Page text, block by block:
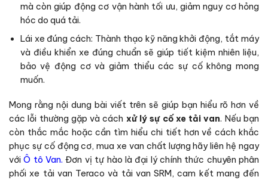
mà còn giúp động cơ vận hành tối ưu, giảm nguy cơ hỏng
hóc do quá tải.
Lái xe đúng cách: Thành thạo kỹ năng khởi động, tắt máy
và điều khiển xe đúng chuẩn sẽ giúp tiết kiệm nhiên liệu,
bảo vệ động cơ và giảm thiểu các sự cố không mong
muốn.
Mong rằng nội dung bài viết trên sẽ giúp bạn hiểu rõ hơn về
các lỗi thường gặp và cách xử lý sự cố xe tải van. Nếu bạn
còn thắc mắc hoặc cần tìm hiểu chi tiết hơn về cách khắc
phục sự cố động cơ, mua xe van chất lượng hãy liên hệ ngay
vớiÔ tô Van. Đơn vị tự hào là đại lý chính thức chuyên phân
phối xe tải van Teraco và tải van SRM, cam kết mang đến